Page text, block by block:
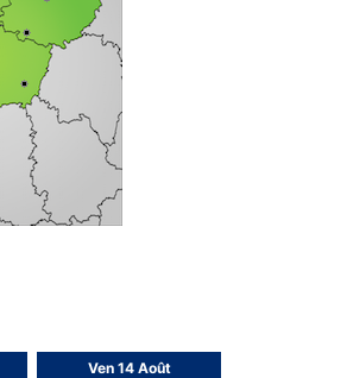
Ven 14 Août